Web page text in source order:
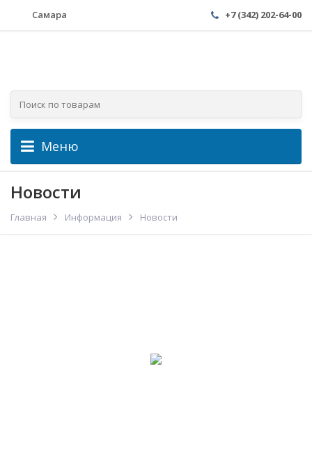
Самара +7 (342) 202-64-00
Меню
Новости
Главная Информация Новости